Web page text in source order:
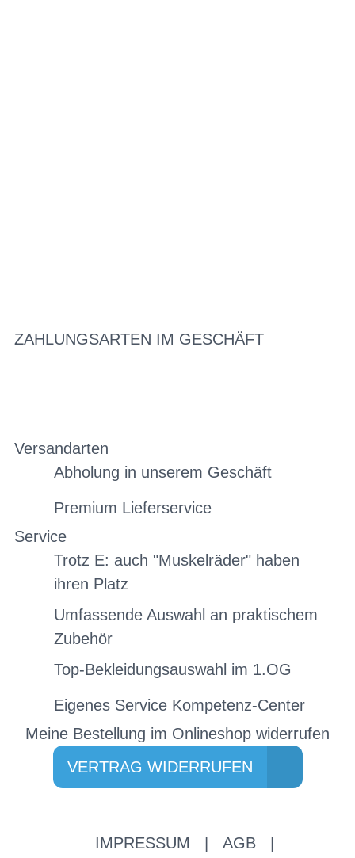
ZAHLUNGSARTEN IM GESCHÄFT
Versandarten
Abholung in unserem Geschäft
Premium Lieferservice
Service
Trotz E: auch "Muskelräder" haben
ihren Platz
Umfassende Auswahl an praktischem
Zubehör
Top-Bekleidungsauswahl im 1.OG
Eigenes Service Kompetenz-Center
Meine Bestellung im Onlineshop widerrufen
VERTRAG WIDERRUFEN
IMPRESSUM AGB